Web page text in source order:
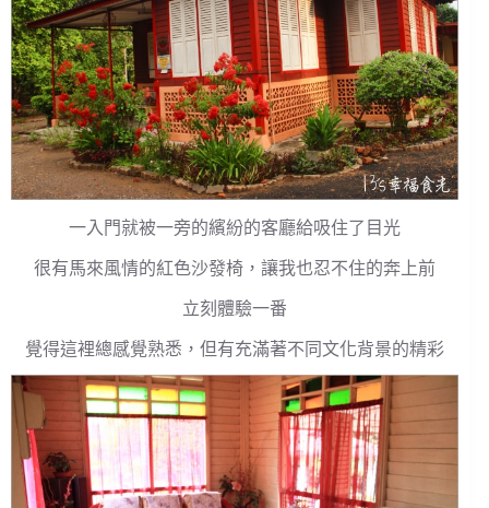
一入門就被一旁的繽紛的客廳給吸住了目光
很有馬來風情的紅色沙發椅，讓我也忍不住的奔上前
立刻體驗一番
覺得這裡總感覺熟悉，但有充滿著不同文化背景的精彩